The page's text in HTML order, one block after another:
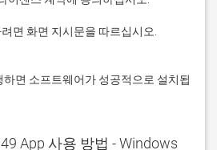
App 사용 방법 - Windows